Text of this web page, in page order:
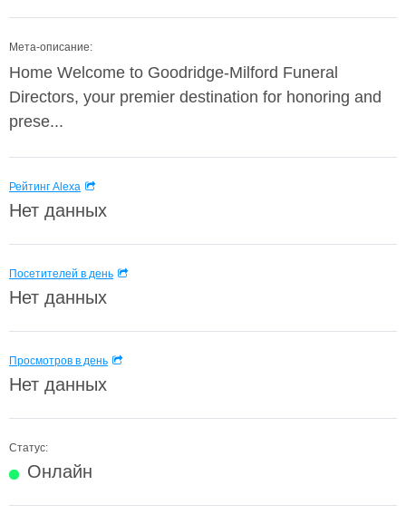
Мета-описание:
Home Welcome to Goodridge-Milford Funeral
Directors, your premier destination for honoring and
prese...
Рейтинг Alexa
Нет данных
Посетителей в день
Нет данных
Просмотров в день
Нет данных
Статус:
Онлайн